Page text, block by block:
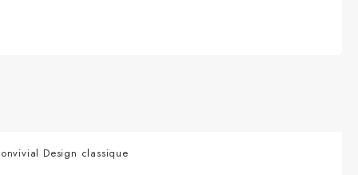
Design classique